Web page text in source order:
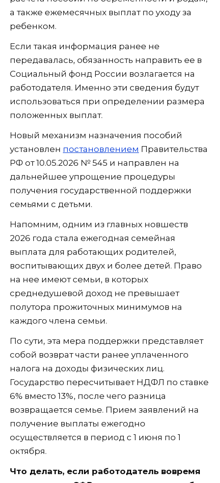
а также ежемесячных выплат по уходу за
ребенком.
Если такая информация ранее не
передавалась, обязанность направить ее в
Социальный фонд России возлагается на
работодателя. Именно эти сведения будут
использоваться при определении размера
положенных выплат.
Новый механизм назначения пособий
установлен постановлением Правительства
РФ от 10.05.2026 № 545 и направлен на
дальнейшее упрощение процедуры
получения государственной поддержки
семьями с детьми.
Напомним, одним из главных новшеств
2026 года стала ежегодная семейная
выплата для работающих родителей,
воспитывающих двух и более детей. Право
на нее имеют семьи, в которых
среднедушевой доход не превышает
полутора прожиточных минимумов на
каждого члена семьи.
По сути, эта мера поддержки представляет
собой возврат части ранее уплаченного
налога на доходы физических лиц.
Государство пересчитывает НДФЛ по ставке
6% вместо 13%, после чего разница
возвращается семье. Прием заявлений на
получение выплаты ежегодно
осуществляется в период с 1 июня по 1
октября.
Что делать, если работодатель вовремя